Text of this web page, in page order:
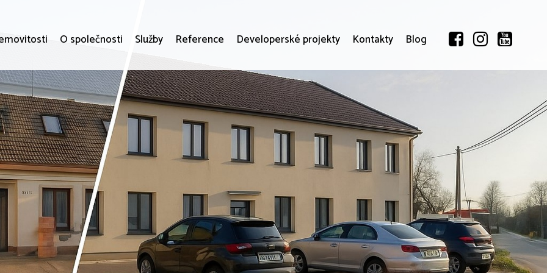
O společnosti Služby Reference Developerské projekty Kontakty Blog